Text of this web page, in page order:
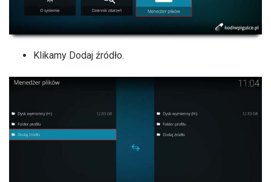
Klikamy Dodaj źródło.